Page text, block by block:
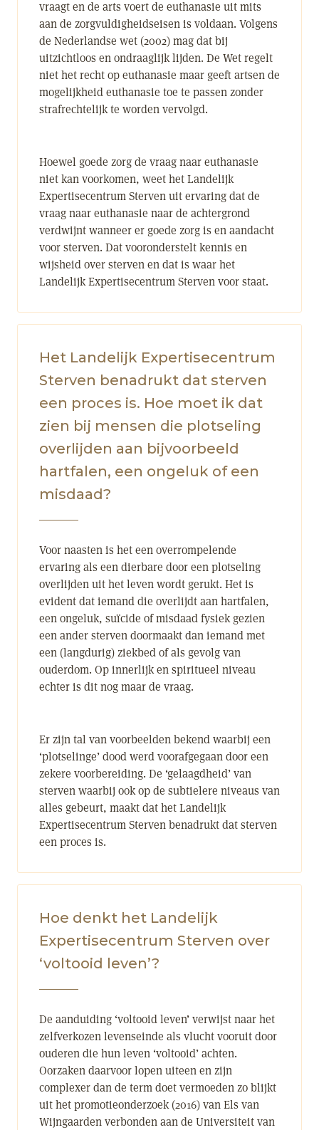
vraagt en de arts voert de euthanasie uit mits
aan de zorgvuldigheidseisen is voldaan. Volgens
de Nederlandse wet (2002) mag dat bij
uitzichtloos en ondraaglijk lijden. De Wet regelt
niet het recht op euthanasie maar geeft artsen de
mogelijkheid euthanasie toe te passen zonder
strafrechtelijk te worden vervolgd.
Hoewel goede zorg de vraag naar euthanasie
niet kan voorkomen, weet het Landelijk
Expertisecentrum Sterven uit ervaring dat de
vraag naar euthanasie naar de achtergrond
verdwijnt wanneer er goede zorg is en aandacht
voor sterven. Dat vooronderstelt kennis en
wijsheid over sterven en dat is waar het
Landelijk Expertisecentrum Sterven voor staat.
Het Landelijk Expertisecentrum
Sterven benadrukt dat sterven
een proces is. Hoe moet ik dat
zien bij mensen die plotseling
overlijden aan bijvoorbeeld
hartfalen, een ongeluk of een
misdaad?
Voor naasten is het een overrompelende
ervaring als een dierbare door een plotseling
overlijden uit het leven wordt gerukt. Het is
evident dat iemand die overlijdt aan hartfalen,
een ongeluk, suïcide of misdaad fysiek gezien
een ander sterven doormaakt dan iemand met
een (langdurig) ziekbed of als gevolg van
ouderdom. Op innerlijk en spiritueel niveau
echter is dit nog maar de vraag.
Er zijn tal van voorbeelden bekend waarbij een
‘plotselinge’ dood werd voorafgegaan door een
zekere voorbereiding. De ‘gelaagdheid’ van
sterven waarbij ook op de subtielere niveaus van
alles gebeurt, maakt dat het Landelijk
Expertisecentrum Sterven benadrukt dat sterven
een proces is.
Hoe denkt het Landelijk
Expertisecentrum Sterven over
‘voltooid leven’?
De aanduiding ‘voltooid leven’ verwijst naar het
zelfverkozen levenseinde als vlucht vooruit door
ouderen die hun leven ‘voltooid’ achten.
Oorzaken daarvoor lopen uiteen en zijn
complexer dan de term doet vermoeden zo blijkt
uit het promotieonderzoek (2016) van Els van
Wijngaarden verbonden aan de Universiteit van